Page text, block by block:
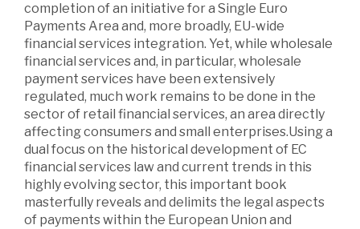
completion of an initiative for a Single Euro
Payments Area and, more broadly, EU-wide
financial services integration. Yet, while wholesale
financial services and, in particular, wholesale
payment services have been extensively
regulated, much work remains to be done in the
sector of retail financial services, an area directly
affecting consumers and small enterprises.Using a
dual focus on the historical development of EC
financial services law and current trends in this
highly evolving sector, this important book
masterfully reveals and delimits the legal aspects
of payments within the European Union and